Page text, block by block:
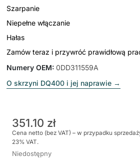
Szarpanie
Niepełne włączanie
Hałas
Zamów teraz i przywróć prawidłową
Numery OEM: 0DD311559A
O skrzyni DQ400 i jej naprawie →
351.10 zł
Cena netto (bez VAT) – w przypadku
23% VAT.
Niedostępny